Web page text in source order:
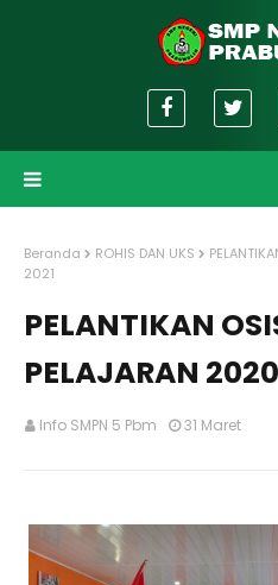
Beranda ROHIS DAN UKS
2021
PELANTIKAN
PELAJARAN
Info SMPN 5 Pbm 31 Maret